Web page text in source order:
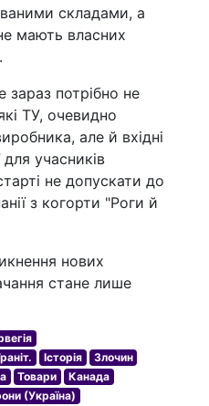
складами, а
мають власних
зараз потрібно не
ТУ, очевидно
але й вхідні
для учасників
не допускати до
з когорти "Роги й
нових
стане лише
Історія
Злочин
Товари
Канада
(Україна)